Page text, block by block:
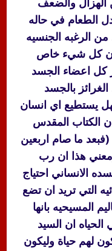
الهزال والضعف
الطعام في حاله
من الرغبه الجنسيه
كل شيء خاص
كل اعضاء الجسد
بالجسد
يستطيع اي انسان
الكتاب المقدس
ما صام اربعين
هذا ان رب
الانساني احتياج
التي تريد ان تضع
المسيحيه بانها
ان السيد
لهم حياة وليكون